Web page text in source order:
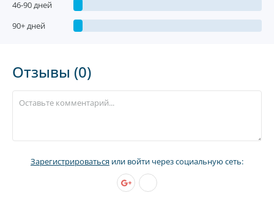
46-90 дней
90+ дней
Отзывы (0)
Зарегистрироваться или войти через социальную сеть: